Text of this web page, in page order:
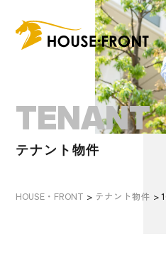
TENANT
テナント物件
HOUSE・FRONT > テナント物件 >